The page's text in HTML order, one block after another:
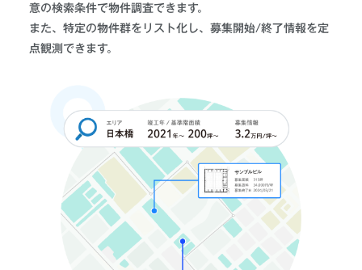
意の検索条件で物件調査できます。
また、特定の物件群をリスト化し、募集開始/終了情報を定
点観測できます。